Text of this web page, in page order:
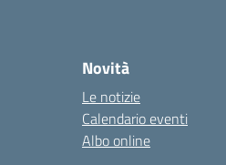
Novità
Le notizie
Calendario eventi
Albo online